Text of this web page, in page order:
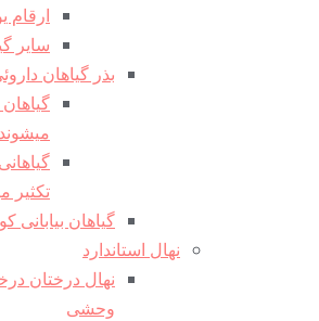
ارقام
سایر
بذر گیاهان داروئی
گیاهان
میشوند
تکثیر
گیاهان بیابانی
نهال استاندارد
نهال درختان
وحشی